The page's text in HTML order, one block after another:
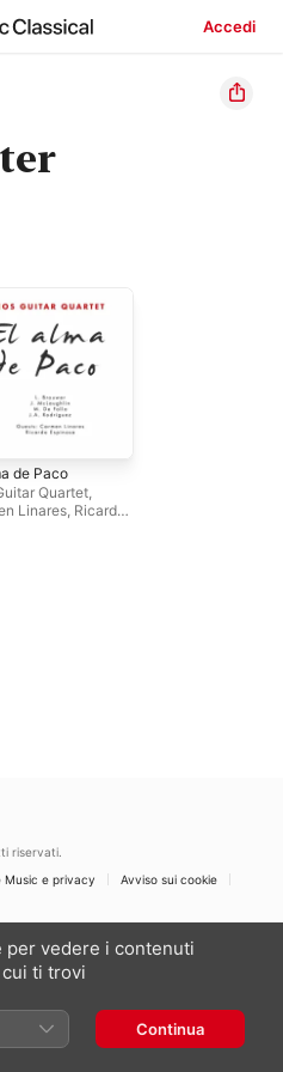
Accedi
de Paco
Quartet,
Linares, Ricardo
riservati.
Music e privacy
Avviso sui cookie
per vedere i contenuti
cui ti trovi
Continua